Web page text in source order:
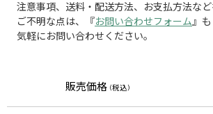
注意事項、送料・配送方法、お支払方法など
ご不明な点は、『お問い合わせフォーム 』
気軽にお問い合わせください。
販売価格 (税込)